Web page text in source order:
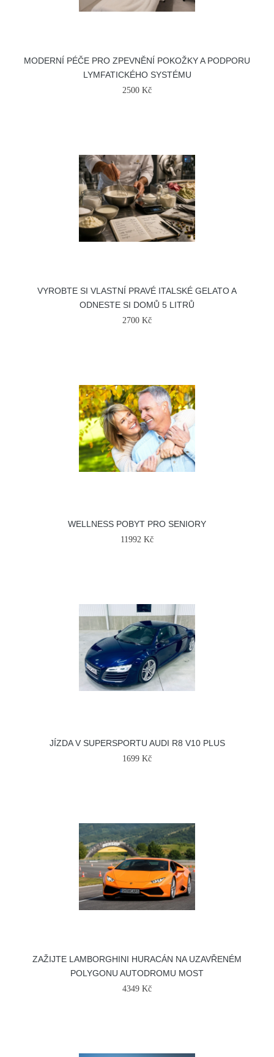
MODERNÍ PÉČE PRO ZPEVNĚNÍ POKOŽKY A PODPORU
LYMFATICKÉHO SYSTÉMU
2500 Kč
VYROBTE SI VLASTNÍ PRAVÉ ITALSKÉ GELATO A
ODNESTE SI DOMŮ 5 LITRŮ
2700 Kč
WELLNESS POBYT PRO SENIORY
11992 Kč
JÍZDA V SUPERSPORTU AUDI R8 V10 PLUS
1699 Kč
ZAŽIJTE LAMBORGHINI HURACÁN NA UZAVŘENÉM
POLYGONU AUTODROMU MOST
4349 Kč